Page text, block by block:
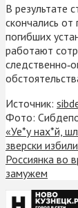
В результате
скончались от
погибших
работают
Источник:
Фото:
«Уе*у нах*й,
зверски
Россиянка во
замужем